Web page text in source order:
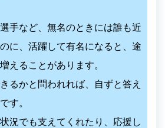
手など、無名のときには誰も近
に、活躍して有名になると、途
えることがあります。
るかと問われれば、自ずと答え
す。
況でも支えてくれたり、応援し